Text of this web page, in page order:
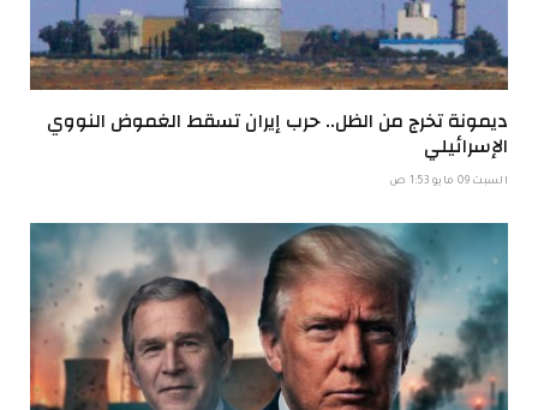
ديمونة تخرج من الظل.. حرب إيران تسقط الغموض النووي
الإسرائيلي
السبت 09 مايو 1:53 ص